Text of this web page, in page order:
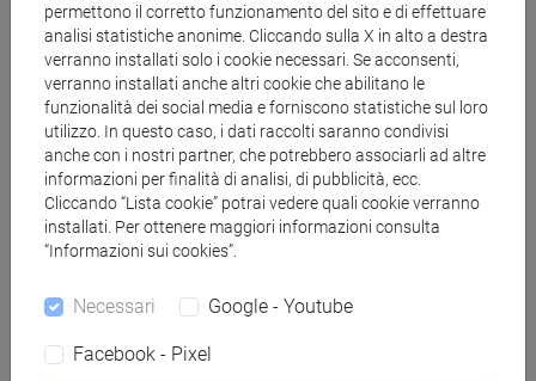
[LT10] LINGUE, CIVILTÀ E SCIENZE DEL
LINGUAGGIO - Laurea
politico internazionale
[LTR10] LINGUE, CIVILTÀ E SCIENZE DEL
LINGUAGGIO - Laurea
politico internazionale
Mutua da
[LT2240]
permettono il corretto funzionamento del sito e di effettuare
analisi statistiche anonime. Cliccando sulla X in alto a destra
verranno installati solo i cookie necessari. Se acconsenti,
verranno installati anche altri cookie che abilitano le
funzionalità dei social media e forniscono statistiche sul loro
utilizzo. In questo caso, i dati raccolti saranno condivisi
anche con i nostri partner, che potrebbero associarli ad altre
informazioni per finalità di analisi, di pubblicità, ecc.
Cliccando “Lista cookie” potrai vedere quali cookie verranno
installati. Per ottenere maggiori informazioni consulta
“Informazioni sui cookies”.
Necessari Google - Youtube
Facebook - Pixel